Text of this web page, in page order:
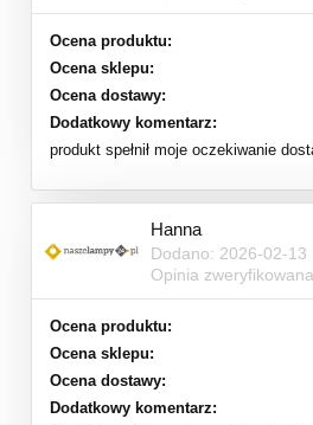
Ocena produktu:
Ocena sklepu:
Ocena dostawy:
Dodatkowy komentarz:
produkt spełnił moje oczekiwanie
Hanna
Dodano: 2026-02-13
Opinia zweryfikowana
Ocena produktu:
Ocena sklepu:
Ocena dostawy:
Dodatkowy komentarz: